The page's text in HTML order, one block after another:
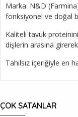
Marka: N&D
fonksiyonel ve doğal
Kaliteli tavuk
dişlerin arasına
Tahılsız içeriğiyle en
ÇOK SATANLAR